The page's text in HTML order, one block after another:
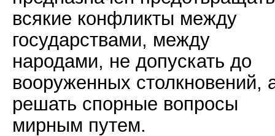
всякие конфликты между
государствами, между
народами, не допускать до
вооруженных столкновений,
решать спорные вопросы
мирным путем.